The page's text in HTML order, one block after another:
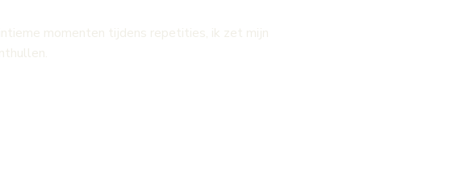
momenten tijdens repetities, ik zet mijn